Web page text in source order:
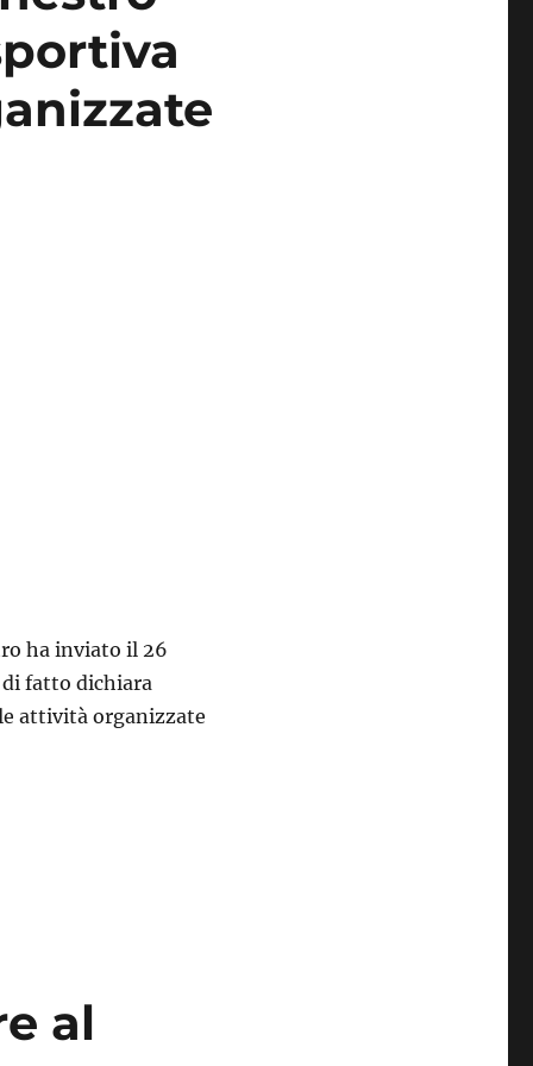
ha inviato il 26
fatto dichiara
attività organizzate
al